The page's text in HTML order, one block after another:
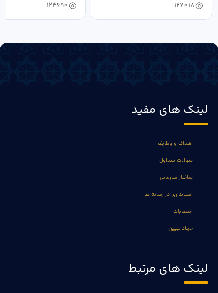
127018
123690
لینک های مفید
اهداف و وظایف
سوالات متداول
ساختار سازمانی
استانداری در رسانه ها
انتصابات
جهاد تبیین
لینک های مرتبط